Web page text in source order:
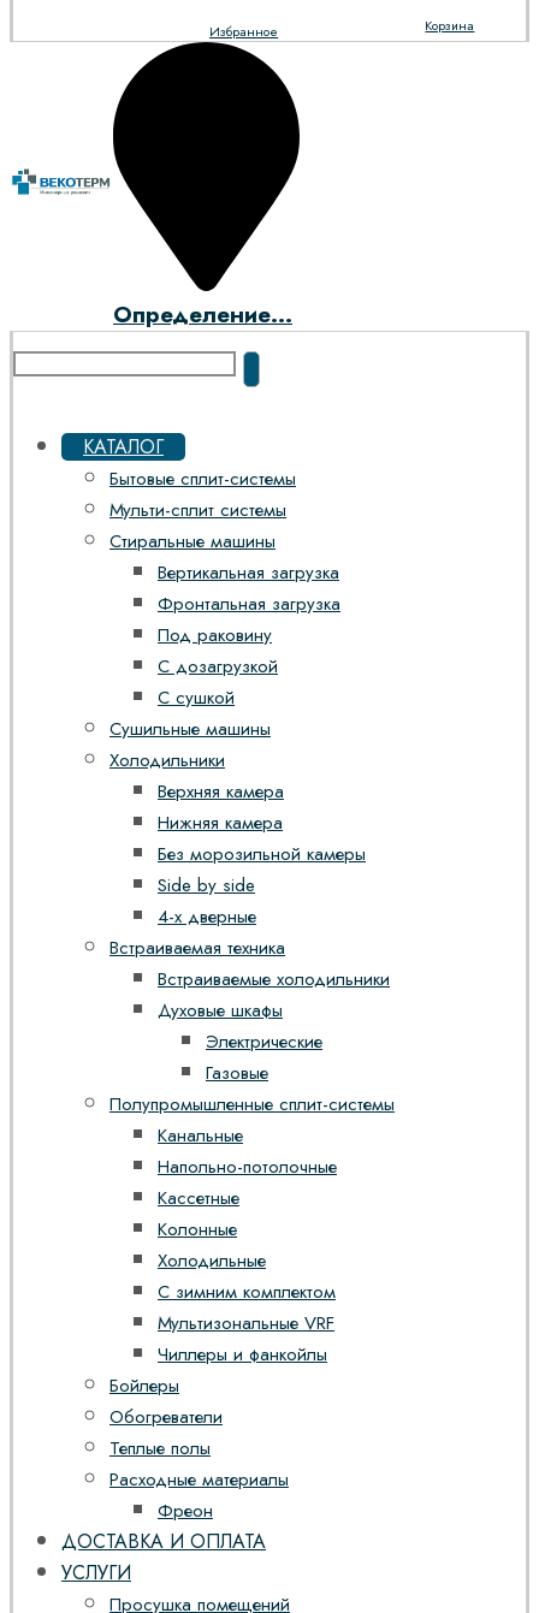
Корзина
Избранное
Определение...
КАТАЛОГ
Бытовые сплит-системы
Мульти-сплит системы
Стиральные машины
Вертикальная загрузка
Фронтальная загрузка
Под раковину
С дозагрузкой
С сушкой
Сушильные машины
Холодильники
Верхняя камера
Нижняя камера
Без морозильной камеры
Side by side
4-х дверные
Встраиваемая техника
Встраиваемые холодильники
Духовые шкафы
Электрические
Газовые
Полупромышленные сплит-системы
Канальные
Напольно-потолочные
Кассетные
Колонные
Холодильные
С зимним комплектом
Мультизональные VRF
Чиллеры и фанкойлы
Бойлеры
Обогреватели
Теплые полы
Расходные материалы
Фреон
ДОСТАВКА И ОПЛАТА
УСЛУГИ
Просушка помещений